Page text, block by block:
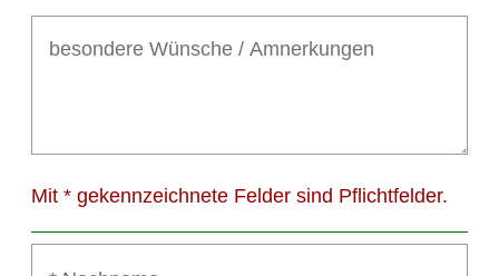
Mit * gekennzeichnete Felder sind Pflichtfelder.